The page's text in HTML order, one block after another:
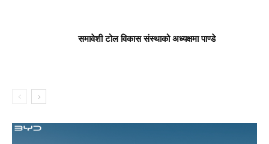
समावेशी टोल विकास संस्थाको अध्यक्षमा पाण्डे